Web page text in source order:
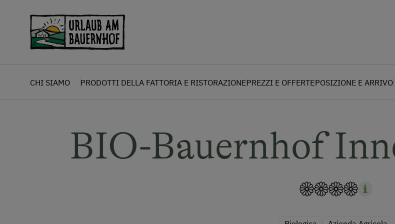
CHI SIAMO PRODOTTI DELLA FATTORIA E RISTORAZIONEPREZZI E OFFERTEPOSIZIONE E ARRIVO
BIO-Bauernhof